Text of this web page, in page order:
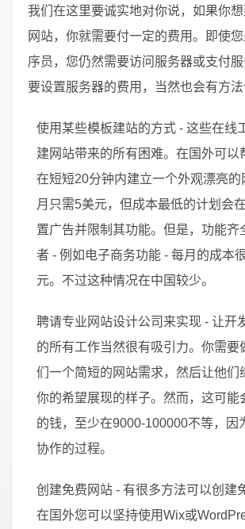
我们在这里要诚实地对你说，如果你
网站，你就需要付一定的费用。即使
序员，您仍然需要访问服务器或支付
要设置服务器的费用，当然也会有方法
使用某些模板建站的方式 - 这些在线
建网站带来的所有困难。在国外可以
在短短20分钟内建立一个外观漂亮的
月只需5美元，但成本最低的计划会
置广告并限制其功能。但是，功能齐
者 - 例如电子商务功能 - 每月的成本
元。不过这种情况在中国较少。
聘请专业网站设计公司来实现 - 让开
的所有工作当然很有吸引力。你需要
们一个简短的网站需求，然后让他们
你的希望展现的样子。然而，这可能
的钱，至少在9000-100000不等，因
协作的过程。
创建免费网站 - 有很多方法可以创建
在国外您可以坚持使用Wix或